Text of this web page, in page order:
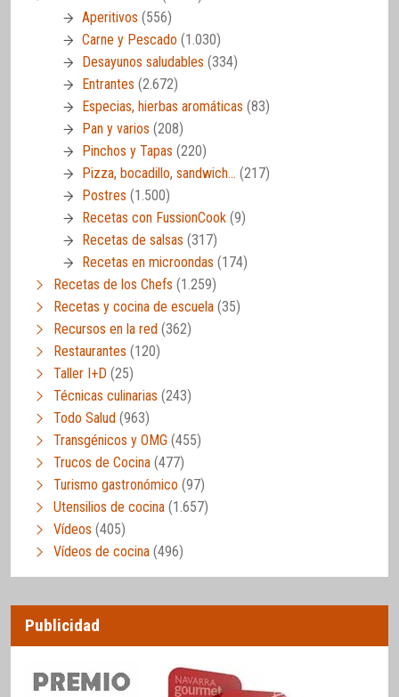
Aperitivos (556)
Carne y Pescado (1.030)
Desayunos saludables (334)
Entrantes (2.672)
Especias, hierbas aromáticas (83)
Pan y varios (208)
Pinchos y Tapas (220)
Pizza, bocadillo, sandwich… (217)
Postres (1.500)
Recetas con FussionCook (9)
Recetas de salsas (317)
Recetas en microondas (174)
Recetas de los Chefs (1.259)
Recetas y cocina de escuela (35)
Recursos en la red (362)
Restaurantes (120)
Taller I+D (25)
Técnicas culinarias (243)
Todo Salud (963)
Transgénicos y OMG (455)
Trucos de Cocina (477)
Turismo gastronómico (97)
Utensilios de cocina (1.657)
Vídeos (405)
Vídeos de cocina (496)
Publicidad